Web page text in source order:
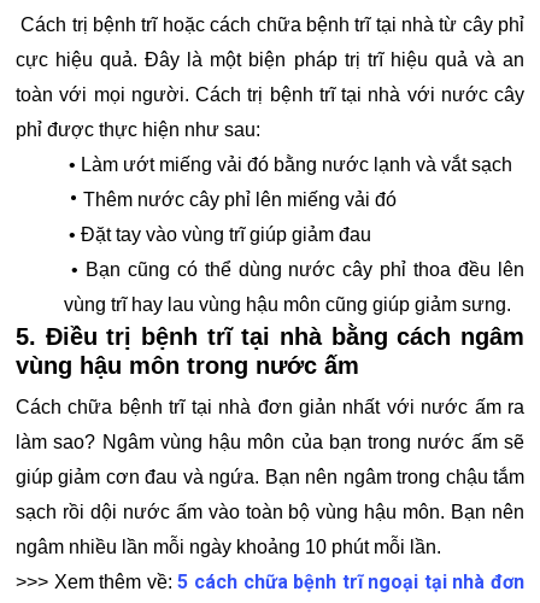
Cách trị bệnh trĩ hoặc cách chữa bệnh trĩ tại nhà từ cây phỉ
cực hiệu quả. Đây là một biện pháp trị trĩ hiệu quả và an
toàn với mọi người. Cách trị bệnh trĩ tại nhà với nước cây
phỉ được thực hiện như sau:
• Làm ướt miếng vải đó bằng nước lạnh và vắt sạch
• Thêm nước cây phỉ lên miếng vải đó
• Đặt tay vào vùng trĩ giúp giảm đau
• Bạn cũng có thể dùng nước cây phỉ thoa đều lên
vùng trĩ hay lau vùng hậu môn cũng giúp giảm sưng.
5. Điều trị bệnh trĩ tại nhà bằng cách ngâm
vùng hậu môn trong nước ấm
Cách chữa bệnh trĩ tại nhà đơn giản nhất với nước ấm ra
làm sao? Ngâm vùng hậu môn của bạn trong nước ấm sẽ
giúp giảm cơn đau và ngứa. Bạn nên ngâm trong chậu tắm
sạch rồi dội nước ấm vào toàn bộ vùng hậu môn. Bạn nên
ngâm nhiều lần mỗi ngày khoảng 10 phút mỗi lần.
>>> Xem thêm về:5 cách chữa bệnh trĩ ngoại tại nhà đơn